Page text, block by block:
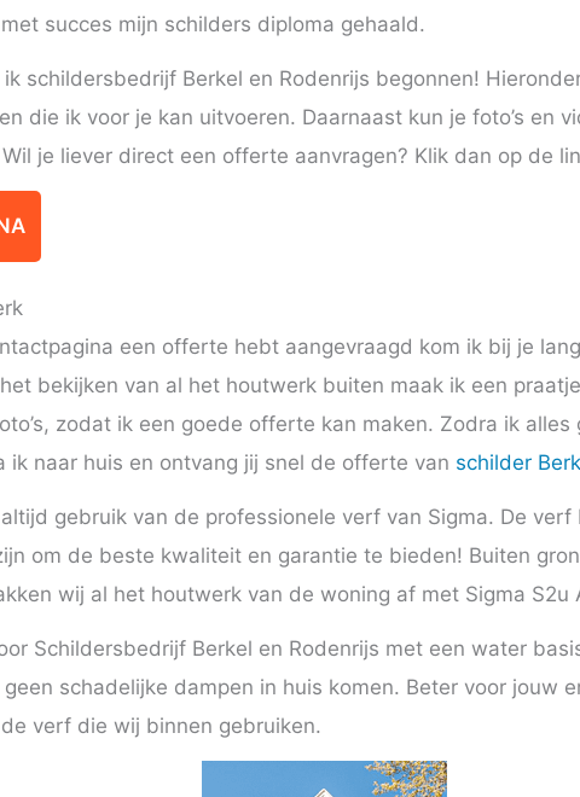
succes mijn schilders diploma gehaald.
schildersbedrijf Berkel en Rodenrijs begonnen!
die ik voor je kan uitvoeren. Daarnaast kun je foto’s en
je liever direct een offerte aanvragen? Klik dan op de
een offerte hebt aangevraagd kom ik bij je
bekijken van al het houtwerk buiten maak ik een
zodat ik een goede offerte kan maken. Zodra ik
ik naar huis en ontvang jij snel de offerte van schilder
gebruik van de professionele verf van Sigma. De verf
om de beste kwaliteit en garantie te bieden! Buiten
wij al het houtwerk van de woning af met Sigma S2u
Schildersbedrijf Berkel en Rodenrijs met een water
schadelijke dampen in huis komen. Beter voor jouw
verf die wij binnen gebruiken.